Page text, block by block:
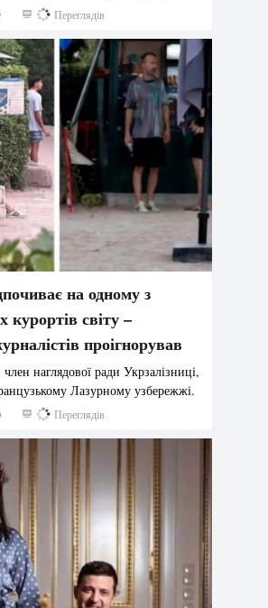
860 Переглядів
на одному з
курортів світу –
проігнорував
наглядової ради Укрзалізниці,
Лазурному узбережжі.
220 Переглядів